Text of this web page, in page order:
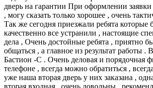
дверь на гарантии При оформлении
, могу сказать только хорошее , очень
Так же сегодня приезжали ребята которые
качественно все устранили , настоящие
дела , Очень достойные ребята , приятно
общаться , а главное из результат работы
Бастион -С . Очень деловая и порядочная
телефоне , всегда можно обратиться ,
уже наша вторая дверь у них заказана ,
вторая входная , очень довольны ,